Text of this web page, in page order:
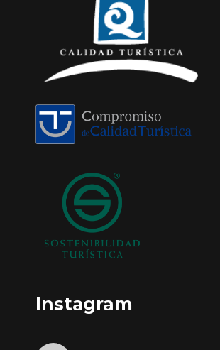
Instagram